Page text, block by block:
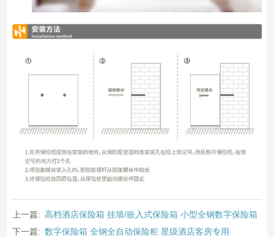
上一篇: 高档酒店保险箱 挂墙/嵌入式保险箱 小型全钢数字保险箱
下一篇: 数字保险箱 全钢全自动保险柜 星级酒店客房专用